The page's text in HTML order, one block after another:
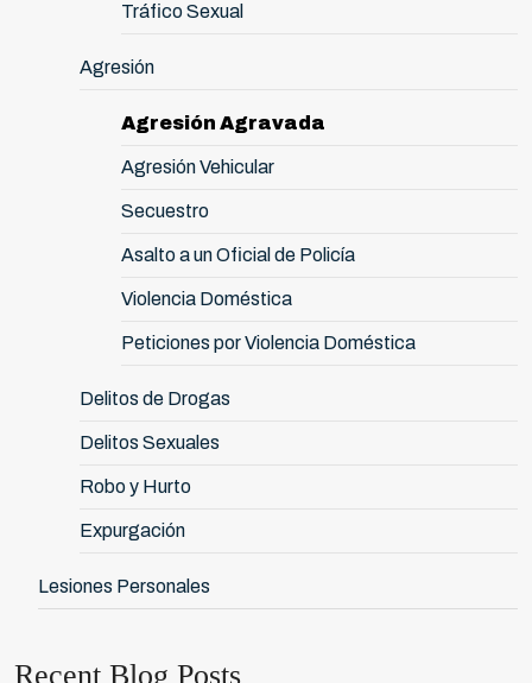
Tráfico Sexual
Agresión
Agresión Agravada
Agresión Vehicular
Secuestro
Asalto a un Oficial de Policía
Violencia Doméstica
Peticiones por Violencia Doméstica
Delitos de Drogas
Delitos Sexuales
Robo y Hurto
Expurgación
Lesiones Personales
Recent Blog Posts